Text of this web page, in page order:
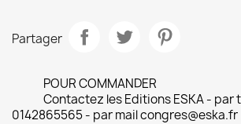
Partager
POUR COMMANDER
Contactez les Editions ESKA - par
0142865565 - par mail congres@eska.fr